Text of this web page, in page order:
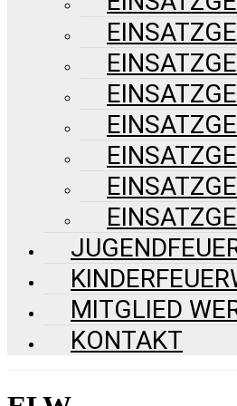
MITGLIED
KONTAKT